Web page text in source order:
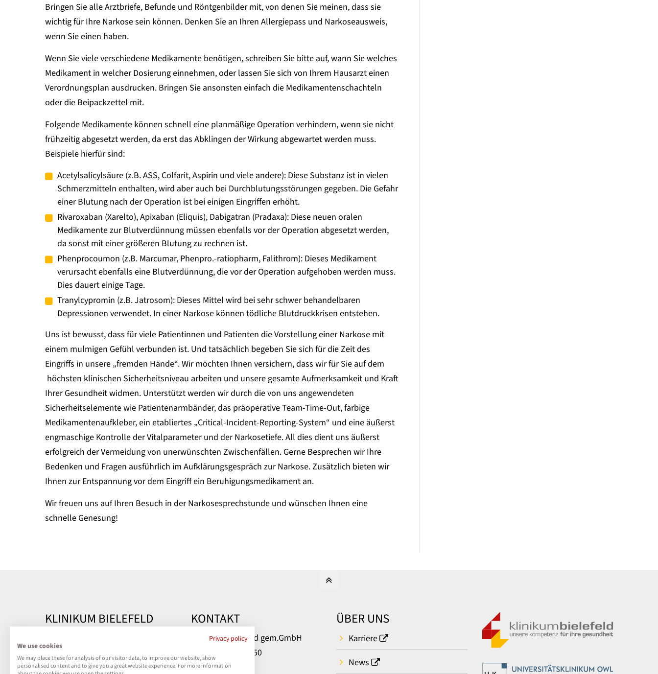
Bringen Sie alle Arztbriefe, Befunde und Röntgenbilder mit, von denen Sie meinen, dass sie
wichtig für Ihre Narkose sein können. Denken Sie an Ihren Allergiepass und Narkoseausweis,
wenn Sie einen haben.
Wenn Sie viele verschiedene Medikamente benötigen, schreiben Sie bitte auf, wann Sie welches
Medikament in welcher Dosierung einnehmen, oder lassen Sie sich von Ihrem Hausarzt einen
Verordnungsplan ausdrucken. Bringen Sie ansonsten einfach die Medikamentenschachteln
oder die Beipackzettel mit.
Folgende Medikamente können schnell eine planmäßige Operation verhindern, wenn sie nicht
frühzeitig abgesetzt werden, da erst das Abklingen der Wirkung abgewartet werden muss.
Beispiele hierfür sind:
Acetylsalicylsäure (z.B. ASS, Colfarit, Aspirin und viele andere): Diese Substanz ist in vielen
Schmerzmitteln enthalten, wird aber auch bei Durchblutungsstörungen gegeben. Die Gefahr
einer Blutung nach der Operation ist bei einigen Eingriffen erhöht.
Rivaroxaban (Xarelto), Apixaban (Eliquis), Dabigatran (Pradaxa): Diese neuen oralen
Medikamente zur Blutverdünnung müssen ebenfalls vor der Operation abgesetzt werden,
da sonst mit einer größeren Blutung zu rechnen ist.
Phenprocoumon (z.B. Marcumar, Phenpro.-ratiopharm, Falithrom): Dieses Medikament
verursacht ebenfalls eine Blutverdünnung, die vor der Operation aufgehoben werden muss.
Dies dauert einige Tage.
Tranylcypromin (z.B. Jatrosom): Dieses Mittel wird bei sehr schwer behandelbaren
Depressionen verwendet. In einer Narkose können tödliche Blutdruckkrisen entstehen.
Uns ist bewusst, dass für viele Patientinnen und Patienten die Vorstellung einer Narkose mit
einem mulmigen Gefühl verbunden ist. Und tatsächlich begeben Sie sich für die Zeit des
Eingriffs in unsere „fremden Hände“. Wir möchten Ihnen versichern, dass wir für Sie auf dem
höchsten klinischen Sicherheitsniveau arbeiten und unsere gesamte Aufmerksamkeit und Kraft
Ihrer Gesundheit widmen. Unterstützt werden wir durch die von uns angewendeten
Sicherheitselemente wie Patientenarmbänder, das präoperative Team-Time-Out, farbige
Medikamentenaufkleber, ein etabliertes „Critical-Incident-Reporting-System“ und eine äußerst
engmaschige Kontrolle der Vitalparameter und der Narkosetiefe. All dies dient uns äußerst
erfolgreich der Vermeidung von unerwünschten Zwischenfällen. Gerne Besprechen wir Ihre
Bedenken und Fragen ausführlich im Aufklärungsgespräch zur Narkose. Zusätzlich bieten wir
Ihnen zur Entspannung vor dem Eingriff ein Beruhigungsmedikament an.
Wir freuen uns auf Ihren Besuch in der Narkosesprechstunde und wünschen Ihnen eine
schnelle Genesung!
KLINIKUM BIELEFELD
Impressum
KONTAKT
Klinikum Bielefeld gem.GmbH
Teutoburger Str. 50
33604 Bielefeld
ÜBER UNS
Karriere
News
Privacy policy
We use cookies
We may place these for analysis of our visitor data, to improve our website, show
personalised content and to give you a great website experience. For more information